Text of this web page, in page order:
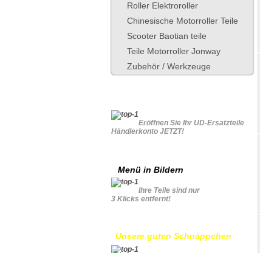
Roller Elektroroller
Chinesische Motorroller Teile
Scooter Baotian teile
Teile Motorroller Jonway
Zubehör / Werkzeuge
Eröffnen Sie Ihr UD-Ersatzteile
Händlerkonto JETZT!
Menü in Bildern
Ihre Teile sind nur
3 Klicks entfernt!
Unsere guten Schnäppchen